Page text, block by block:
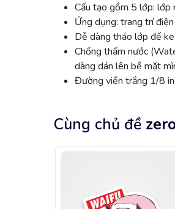
Cấu tạo gồm 5 lớp: lớp
Ứng dụng: trang trí
Dễ dàng tháo lớp đế
Chống thấm nước
dàng dán lên bề mặt
Đường viền trắng 1/8
Cùng chủ đề